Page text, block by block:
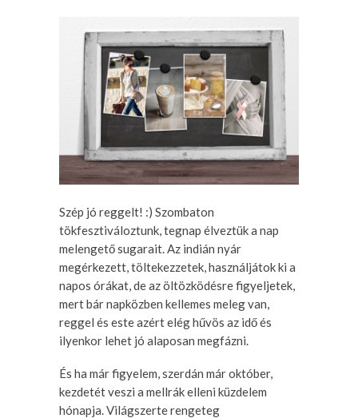
Szép jó reggelt! :) Szombaton
tökfesztiváloztunk, tegnap élveztük a nap
melengető sugarait. Az indián nyár
megérkezett, töltekezzetek, használjátok ki a
napos órákat, de az öltözködésre figyeljetek,
mert bár napközben kellemes meleg van,
reggel és este azért elég hűvös az idő és
ilyenkor lehet jó alaposan megfázni.
És ha már figyelem, szerdán már október,
kezdetét veszi a mellrák elleni küzdelem
hónapja. Világszerte rengeteg